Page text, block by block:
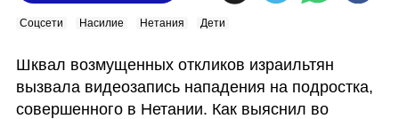
Соцсети Насилие Нетания Дети
Шквал возмущенных откликов израильтян
вызвала видеозапись нападения на подростка,
совершенного в Нетании. Как выяснил во